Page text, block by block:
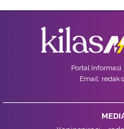
Portal
Email: